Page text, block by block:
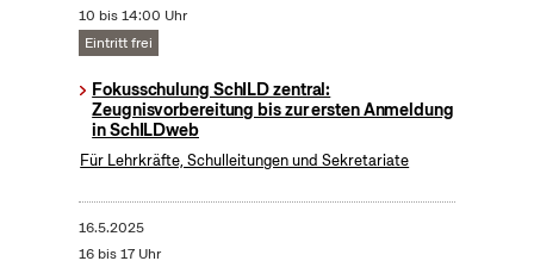
10 bis 14:00 Uhr
Eintritt frei
Fokusschulung SchILD zentral:
Zeugnisvorbereitung bis zur ersten Anmeldung
in SchILDweb
Für Lehrkräfte, Schulleitungen und Sekretariate
16.5.2025
16 bis 17 Uhr